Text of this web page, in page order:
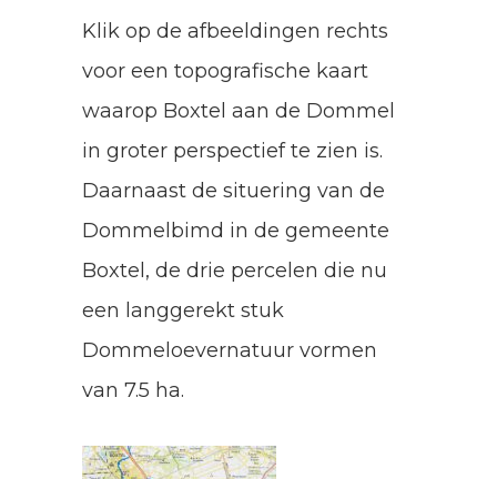
Klik op de afbeeldingen rechts
voor een topografische kaart
waarop Boxtel aan de Dommel
in groter perspectief te zien is.
Daarnaast de situering van de
Dommelbimd in de gemeente
Boxtel, de drie percelen die nu
een langgerekt stuk
Dommeloevernatuur vormen
van 7.5 ha.